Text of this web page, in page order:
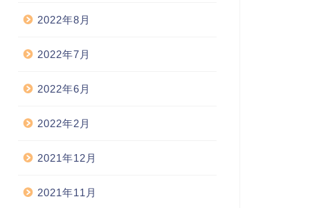
2022年8月
2022年7月
2022年6月
2022年2月
2021年12月
2021年11月